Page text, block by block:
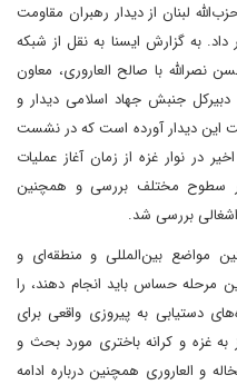
لبنان از دیدار رهبران مقاومت
به گزارش ایسنا به نقل از شبکه
نصرالله با صالح العاروری، معاون
جنبش جهاد اسلامی دیدار و
این دیدار آورده است که در نشست
در نوار غزه از زمان آغاز عملیات
سطوح مختلف بررسی و همچنین
بررسی شد.
مواضع بین‌المللی و منطقه‌ای و
مرحله حساس باید انجام دهند، را
دستیابی به پیروزی واقعی برای
غزه و کرانه باختری مورد بحث و
و العاروری همچنین درباره ادامه